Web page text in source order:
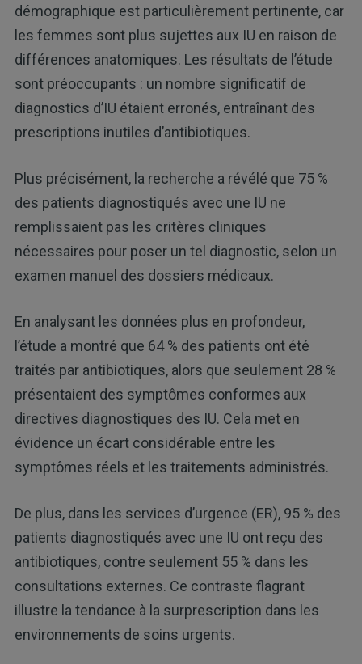
démographique est particulièrement pertinente, car
les femmes sont plus sujettes aux IU en raison de
différences anatomiques. Les résultats de l’étude
sont préoccupants : un nombre significatif de
diagnostics d’IU étaient erronés, entraînant des
prescriptions inutiles d’antibiotiques.
Plus précisément, la recherche a révélé que 75 %
des patients diagnostiqués avec une IU ne
remplissaient pas les critères cliniques
nécessaires pour poser un tel diagnostic, selon un
examen manuel des dossiers médicaux.
En analysant les données plus en profondeur,
l’étude a montré que 64 % des patients ont été
traités par antibiotiques, alors que seulement 28 %
présentaient des symptômes conformes aux
directives diagnostiques des IU. Cela met en
évidence un écart considérable entre les
symptômes réels et les traitements administrés.
De plus, dans les services d’urgence (ER), 95 % des
patients diagnostiqués avec une IU ont reçu des
antibiotiques, contre seulement 55 % dans les
consultations externes. Ce contraste flagrant
illustre la tendance à la surprescription dans les
environnements de soins urgents.